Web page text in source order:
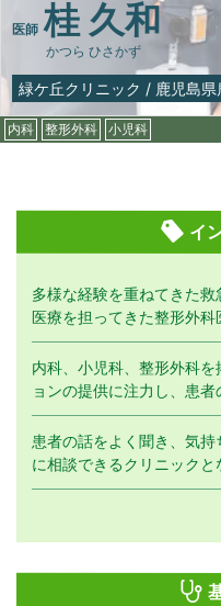
医師 桂 久和
かつら ひさかず
緑ケ丘クリニック / 鹿児島
内科 整形外科 小児科
イ
多様な経験を重ねてきた
医療を担ってきた整形外
内科、小児科、整形外科
ョンの提供に注力し、患
患者の話をよく聞き、気
に相談できるクリニック